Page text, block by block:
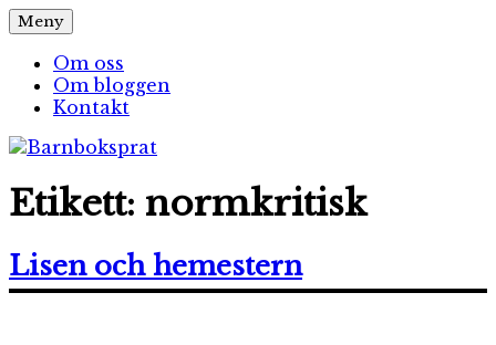
Hoppa
till
innehåll
Barnboksprat
– en blogg om barnböcker
Meny
Om oss
Om bloggen
Kontakt
Etikett: normkritisk
Lisen och hemestern